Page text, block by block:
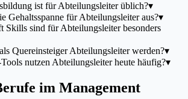
ist für Abteilungsleiter üblich?▾
Gehaltsspanne für Abteilungsleiter aus?▾
Skills sind für Abteilungsleiter besonders
Quereinsteiger Abteilungsleiter werden?▾
nutzen Abteilungsleiter heute häufig?▾
im Management